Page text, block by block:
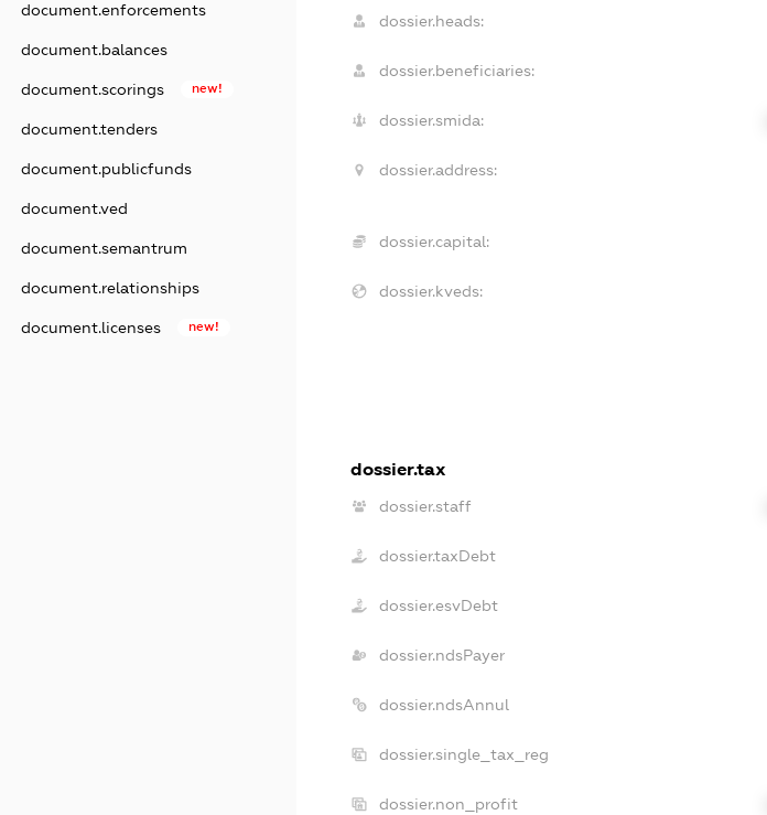
document.enforcements
document.balances
document.scorings new!
document.tenders
document.publicfunds
document.ved
document.semantrum
document.relationships
document.licenses new!
dossier.heads:
dossier.beneficiaries:
dossier.smida:
dossier.address:
dossier.capital:
dossier.kveds:
dossier.tax
dossier.staff
dossier.taxDebt
dossier.esvDebt
dossier.ndsPayer
dossier.ndsAnnul
dossier.single_tax_reg
dossier.non_profit